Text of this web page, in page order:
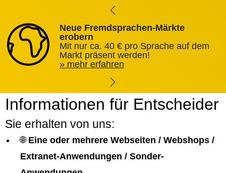
Neue Fremdsprachen-Märkte
erobern
Mit nur ca. 40 € pro Sprache auf dem
Markt präsent werden!
mehr erfahren
Informationen für Entscheider
Sie erhalten von uns:
🌐 Eine oder mehrere Webseiten / Webshops /
Extranet-Anwendungen / Sonder-